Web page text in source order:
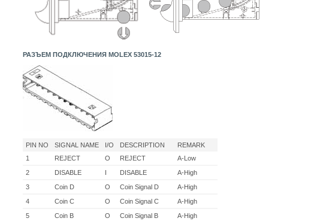
РАЗЪЕМ ПОДКЛЮЧЕНИЯ MOLEX 53015-12
PIN NO SIGNAL NAME I/O DESCRIPTION
REMARK
1
REJECT O REJECT
A-Low
2
DISABLE I DISABLE
A-High
3
Coin D O Coin Signal D
A-High
4
Coin C O Coin Signal C
A-High
5
Coin B O Coin Signal B
A-High